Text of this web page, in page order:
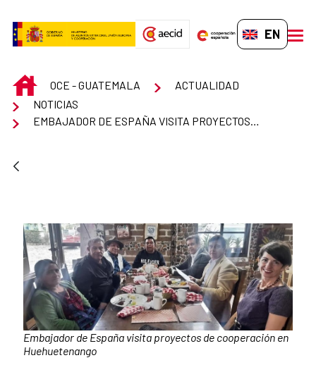
EN-GB
INICIOOCE - GUATEMALA
ACTUALIDAD
NOTICIAS
Caption:
Embajador de España visita proyectos de cooperación en
Huehuetenango